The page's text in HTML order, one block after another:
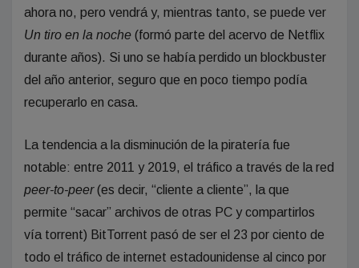
ahora no, pero vendrá y, mientras tanto, se puede ver
Un tiro en la noche (formó parte del acervo de Netflix
durante años). Si uno se había perdido un blockbuster
del año anterior, seguro que en poco tiempo podía
recuperarlo en casa.
La tendencia a la disminución de la piratería fue
notable: entre 2011 y 2019, el tráfico a través de la red
peer-to-peer(es decir, “cliente a cliente”, la que
permite “sacar” archivos de otras PC y compartirlos
vía torrent) BitTorrent pasó de ser el 23 por ciento de
todo el tráfico de internet estadounidense al cinco por